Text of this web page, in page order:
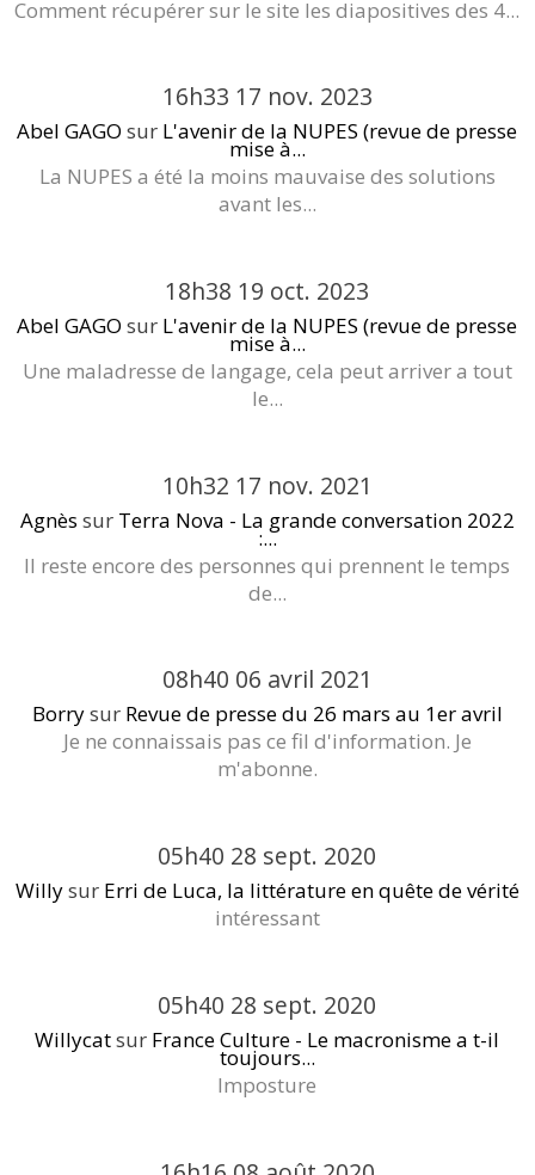
Comment récupérer sur le site les diapositives des 4...
16h33 17 nov. 2023
Abel GAGO sur L'avenir de la NUPES (revue de presse
mise à...
La NUPES a été la moins mauvaise des solutions
avant les...
18h38 19 oct. 2023
Abel GAGO sur L'avenir de la NUPES (revue de presse
mise à...
Une maladresse de langage, cela peut arriver a tout
le...
10h32 17 nov. 2021
Agnès sur Terra Nova - La grande conversation 2022
:...
Il reste encore des personnes qui prennent le temps
de...
08h40 06 avril 2021
Borrysur Revue de presse du 26 mars au 1er avril
Je ne connaissais pas ce fil d'information. Je
m'abonne.
05h40 28 sept. 2020
Willysur Erri de Luca, la littérature en quête de vérité
intéressant
05h40 28 sept. 2020
Willycatsur France Culture - Le macronisme a t-il
toujours...
Imposture